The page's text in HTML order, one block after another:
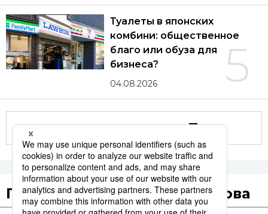
5
Туалеты в японских
комбини: общественное
благо или обуза для
бизнеса?
04.08.2026
Другие статьи по теме
Популярные поисковые слова